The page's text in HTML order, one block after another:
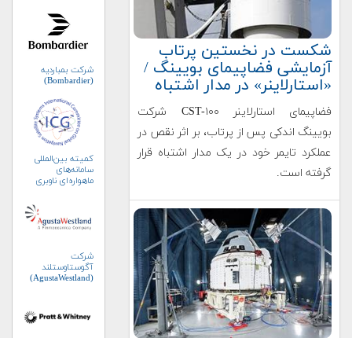
شکست در نخستین پرتاب
آزمایشی فضاپیمای بویینگ /
«استارلاینر» در مدار اشتباه
فضاپیمای استارلاینر CST-۱۰۰ شرکت
بویینگ اندکی پس از پرتاب، بر اثر نقص در
عملکرد تایمر خود در یک مدار اشتباه قرار
گرفته است.
شرکت بمباردیه
(Bombardier)
کمیته بین‌المللی
سامانه‌های
ماهواره‌ای ناوبری
شرکت
آگوستاوستلند
(AgustaWestland)